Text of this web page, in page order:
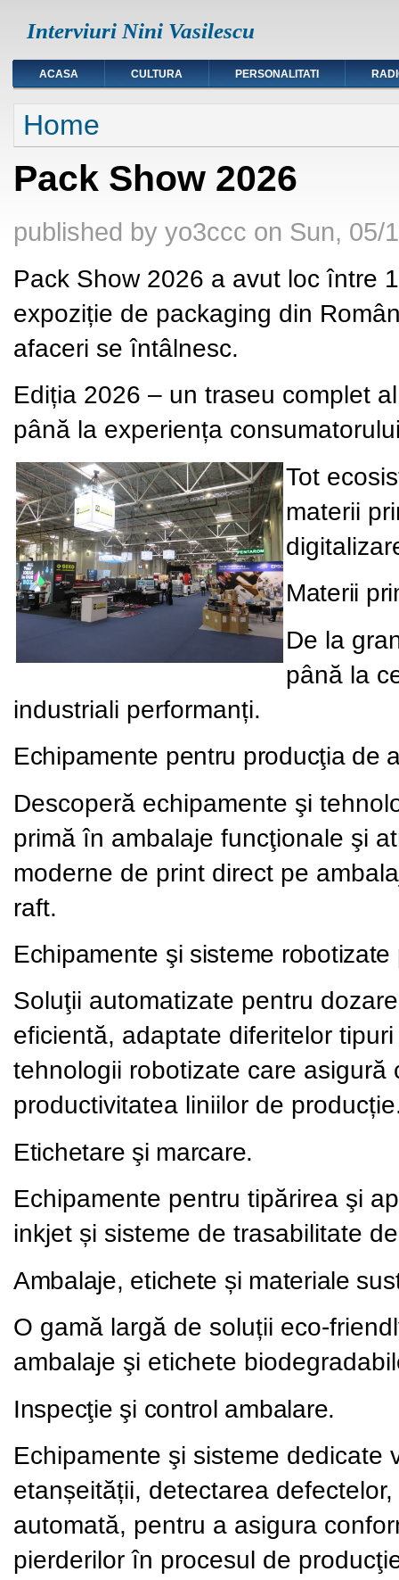
Interviuri Nini Vasilescu
ACASA CULTURA PERSONALITATI
You are here
Home
Pack Show 2026
published by yo3ccc on Sun, 05/
Pack Show 2026 a avut loc între
expoziție de packaging din
afaceri se întâlnesc.
Ediția 2026 – un traseu complet
până la experiența
Tot
materii
Materii
De la
până la
industriali performanți.
Echipamente pentru producţia de
Descoperă echipamente şi
primă în ambalaje funcţionale şi
moderne de print direct pe
raft.
Echipamente şi sisteme
Soluţii automatizate pentru
eficientă, adaptate diferitelor
tehnologii robotizate care
productivitatea liniilor de
Etichetare şi marcare.
Echipamente pentru tipărirea şi
inkjet și sisteme de trasabilitate
Ambalaje, etichete și materiale
O gamă largă de soluții eco-
ambalaje şi etichete
Inspecţie şi control ambalare.
Echipamente şi sisteme dedicate
etanșeității, detectarea
automată, pentru a asigura
pierderilor în procesul de